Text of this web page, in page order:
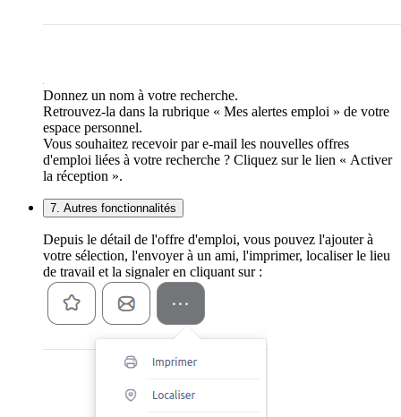
Donnez un nom à votre recherche.
Retrouvez-la dans la rubrique « Mes alertes emploi » de votre
espace personnel.
Vous souhaitez recevoir par e-mail les nouvelles offres
d'emploi liées à votre recherche ? Cliquez sur le lien « Activer
la réception ».
7. Autres fonctionnalités
Depuis le détail de l'offre d'emploi, vous pouvez l'ajouter à
votre sélection, l'envoyer à un ami, l'imprimer, localiser le lieu
de travail et la signaler en cliquant sur :